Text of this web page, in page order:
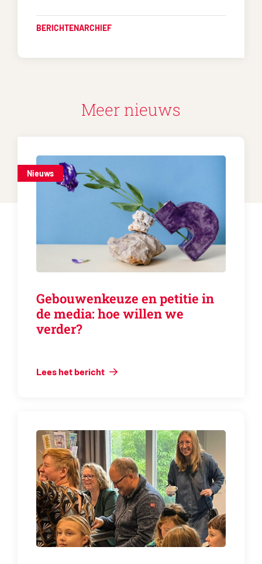
BERICHTENARCHIEF
Meer nieuws
Nieuws
Gebouwenkeuze en petitie in
de media: hoe willen we
verder?
Lees het bericht